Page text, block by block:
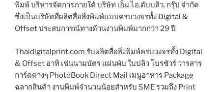
พิมพ์ บริหารจัดการภายใต้ บริษัท เอ็ม.ไอ.ดับบลิว. กรุ๊ป จำกัด
ซึ่งเป็นบริษัทที่ผลิตสื่อสิ่งพิมพ์แบบครบวงจรทั้ง Digital &
Offset ประสบการณ์ทางด้านงานพิมพ์มากกว่า 29 ปี
Thaidigitalprint.com รับผลิตสื่อสิ่งพิมพ์ครบวงจรทั้ง Digital
& Offset อาทิ เช่นนามบัตร แผ่นพับ ใบปลิว โบรชัวร์ วารสาร
การ์ดต่างๆ PhotoBook Direct Mail เมนูอาหาร Package
ฉลากสินค้า งานพิมพ์จำนวนน้อยสำหรับ SME รวมถึง Print